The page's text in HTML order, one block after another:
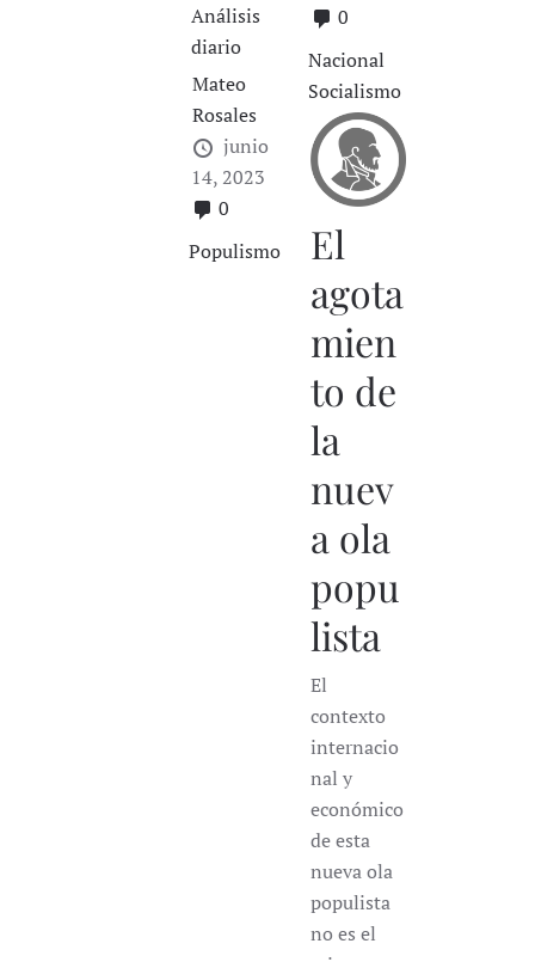
Análisis
diario
Mateo
Rosales
junio
14, 2023
0
Populismo
0
Nacional
Socialismo
El
agota
mien
to de
la
nuev
a ola
popu
lista
El
contexto
internacio
nal y
económico
de esta
nueva ola
populista
no es el